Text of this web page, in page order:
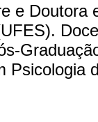
e Doutora
Psicologia